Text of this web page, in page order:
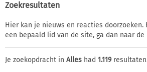
Zoekresultaten
Hier kan je nieuws en reacties doorzoeken.
een bepaald lid van de site, ga dan naar de
Je zoekopdracht in Alles had 1.119